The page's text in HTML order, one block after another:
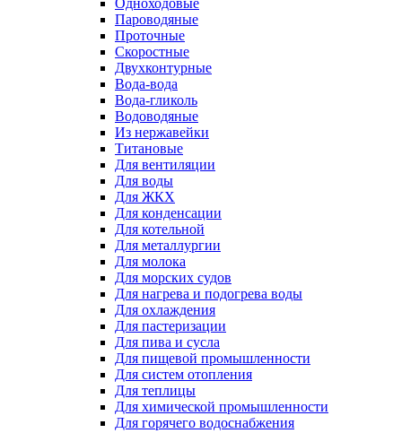
Одноходовые
Пароводяные
Проточные
Скоростные
Двухконтурные
Вода-вода
Вода-гликоль
Водоводяные
Из нержавейки
Титановые
Для вентиляции
Для воды
Для ЖКХ
Для конденсации
Для котельной
Для металлургии
Для молока
Для морских судов
Для нагрева и подогрева воды
Для охлаждения
Для пастеризации
Для пива и сусла
Для пищевой промышленности
Для систем отопления
Для теплицы
Для химической промышленности
Для горячего водоснабжения